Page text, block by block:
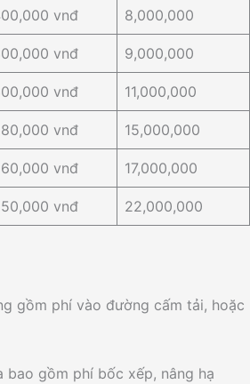
vnđ 8,000,000
vnđ 9,000,000
vnđ 11,000,000
vnđ 15,000,000
vnđ 17,000,000
vnđ 22,000,000
gồm phí vào đường cấm tải, hoặc
bao gồm phí bốc xếp, nâng hạ